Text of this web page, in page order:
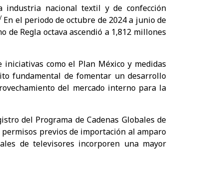
industria nacional textil y de confección
En el periodo de octubre de 2024 a junio de
de Regla octava ascendió a 1,812 millones
como el Plan México y medidas
fundamental de fomentar un desarrollo
del mercado interno para la
del Programa de Cadenas Globales de
previos de importación al amparo
de televisores incorporen una mayor